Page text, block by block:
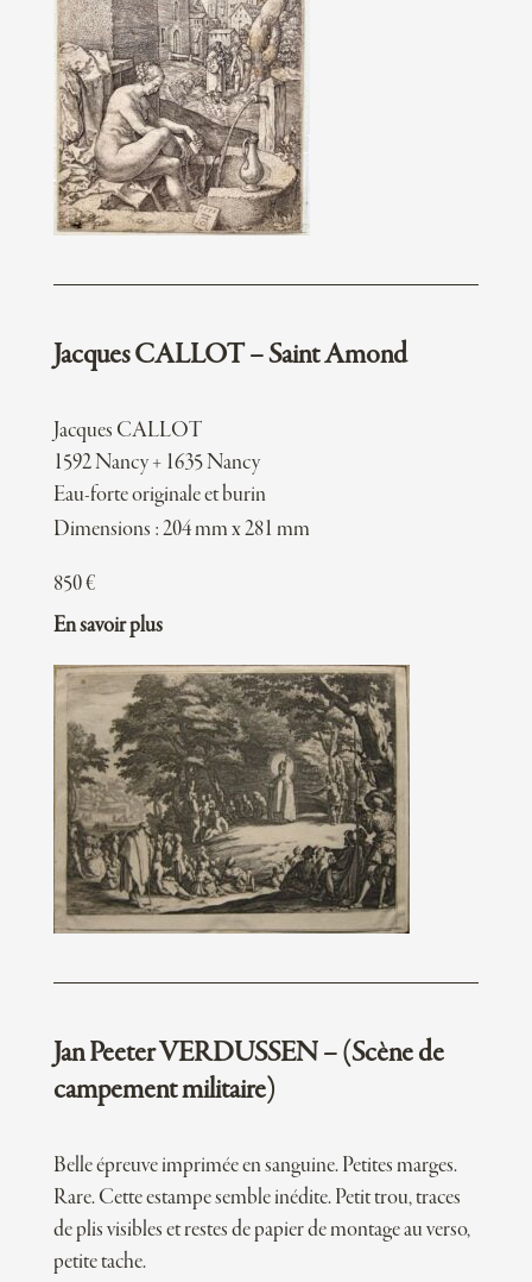
Jacques CALLOT – Saint Amond
Jacques CALLOT
1592 Nancy + 1635 Nancy
Eau-forte originale et burin
Dimensions : 204 mm x 281 mm
850€
En savoir plus
Jan Peeter VERDUSSEN – (Scène de
campement militaire)
Belle épreuve imprimée en sanguine. Petites marges.
Rare. Cette estampe semble inédite. Petit trou, traces
de plis visibles et restes de papier de montage au verso,
petite tache.